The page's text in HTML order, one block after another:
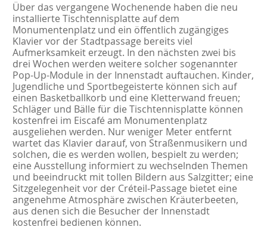
Über das vergangene Wochenende haben die neu
installierte Tischtennisplatte auf dem
Monumentenplatz und ein öffentlich zugängiges
Klavier vor der Stadtpassage bereits viel
Aufmerksamkeit erzeugt. In den nächsten zwei bis
drei Wochen werden weitere solcher sogenannter
Pop-Up-Module in der Innenstadt auftauchen. Kinder,
Jugendliche und Sportbegeisterte können sich auf
einen Basketballkorb und eine Kletterwand freuen;
Schläger und Bälle für die Tischtennisplatte können
kostenfrei im Eiscafé am Monumentenplatz
ausgeliehen werden. Nur weniger Meter entfernt
wartet das Klavier darauf, von Straßenmusikern und
solchen, die es werden wollen, bespielt zu werden;
eine Ausstellung informiert zu wechselnden Themen
und beeindruckt mit tollen Bildern aus Salzgitter; eine
Sitzgelegenheit vor der Créteil-Passage bietet eine
angenehme Atmosphäre zwischen Kräuterbeeten,
aus denen sich die Besucher der Innenstadt
kostenfrei bedienen können.